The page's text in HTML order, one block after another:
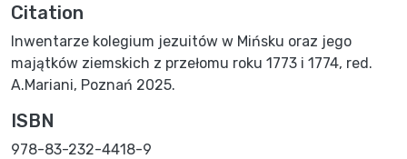
Citation
Inwentarze kolegium jezuitów w Mińsku oraz jego
majątków ziemskich z przełomu roku 1773 i 1774, red.
A.Mariani, Poznań 2025.
ISBN
978-83-232-4418-9